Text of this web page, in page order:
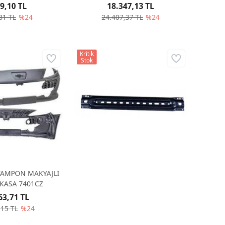
TL %24
TL
24.407,37 TL %24
18.347,13 TL
MAKYAJLI
7401CZ
TL %24
TL
8.658,20 TL
Kritik
Stok